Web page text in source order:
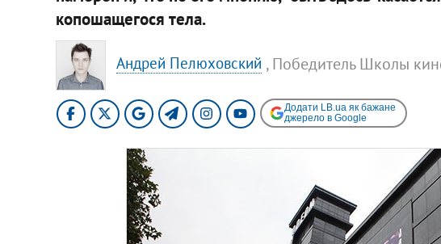
копошащегося тела.
Андрей Пелюховский , Победитель Школы
Додати LB.ua як бажане
джерело в Google